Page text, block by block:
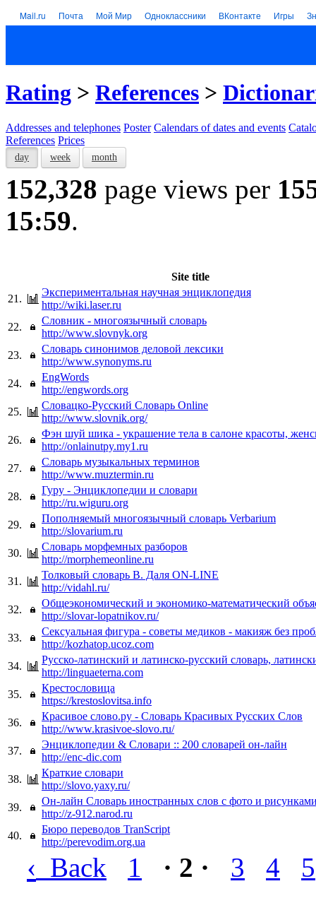
Mail.ru Почта Мой Мир Одноклассники ВКонтакте Игры
Rating > References >
Addresses and telephones Poster Calendars of dates and events
References Prices
day week month
152,328 page views per
15:59.
Site title
21.
Экспериментальная научная энциклопедия
http://wiki.laser.ru
22.
Словник - многоязычный словарь
http://www.slovnyk.org
23.
Словарь синонимов деловой лексики
http://www.synonyms.ru
24.
EngWords
http://engwords.org
25.
Словацко-Русский Словарь Online
http://www.slovnik.org/
26.
Фэн шуй шика - украшение тела в салоне красоты,
http://onlainutpy.my1.ru
27.
Словарь музыкальных терминов
http://www.muztermin.ru
28.
Гуру - Энциклопедии и словари
http://ru.wiguru.org
29.
Пополняемый многоязычный словарь Verbarium
http://slovarium.ru
30.
Словарь морфемных разборов
http://morphemeonline.ru
31.
Толковый словарь В. Даля ON-LINE
http://vidahl.ru/
32.
Общеэкономический и экономико-математический
http://slovar-lopatnikov.ru/
33.
Сексуальная фигура - советы медиков - макияж без
http://kozhatop.ucoz.com
34.
Русско-латинский и латинско-русский словарь,
http://linguaeterna.com
35.
Крестословица
https://krestoslovitsa.info
36.
Красивое слово.ру - Словарь Красивых Русских Слов
http://www.krasivoe-slovo.ru/
37.
Энциклопедии & Словари :: 200 словарей он-лайн
http://enc-dic.com
38.
Краткие словари
http://slovo.yaxy.ru/
39.
Он-лайн Словарь иностранных слов с фото и
http://z-912.narod.ru
40.
Бюро переводов TranScript
http://perevodim.org.ua
‹ Back 1 · 2 · 3 4 5